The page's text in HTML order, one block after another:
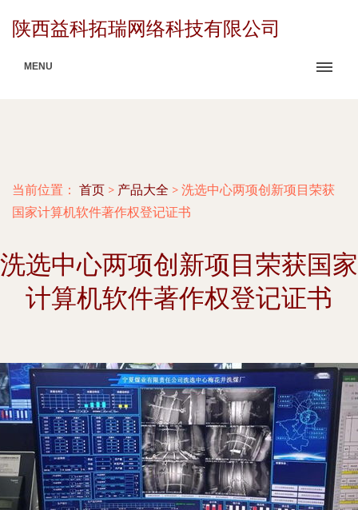
陕西益科拓瑞网络科技有限公司
MENU
当前位置： 首页 > 产品大全 > 洗选中心两项创新项目荣获
国家计算机软件著作权登记证书
洗选中心两项创新项目荣获国家
计算机软件著作权登记证书